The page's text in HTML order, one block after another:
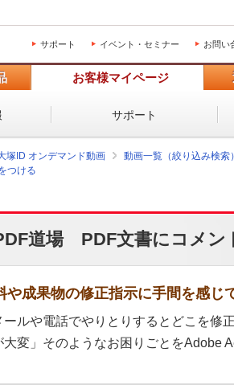
サポート イベント・セミナー お問い
お客様マイページ
サポート
塚ID オンデマンド動画 動画一覧（絞り込み検索）
つける
道場 PDF文書にコメン
や成果物の修正指示に手間を感じ
ールや電話でやりとりするとどこを
大変」そのようなお困りごとをAdobe